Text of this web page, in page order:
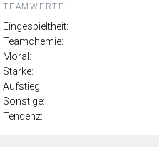
TEAMWERTE:
Eingespieltheit:
Teamchemie:
Moral:
Stärke:
Aufstieg:
Sonstige:
Tendenz: